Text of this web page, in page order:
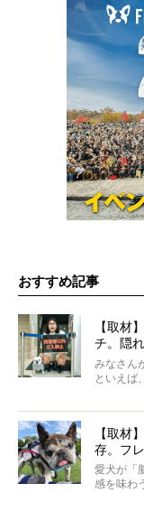
おすすめ記事
【取材
チ。隠
【前編】
みなさん
といえば
ルを飼
んのイ
ントがフ
LIFE』モ
そんな中
た。そ
【取材
存。フ
愛犬が「
感を味わ
たひと